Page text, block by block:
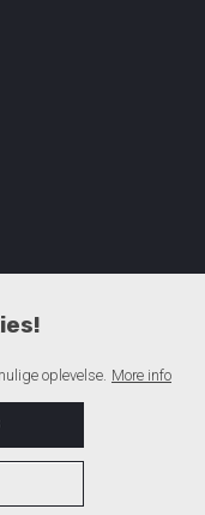
oplevelse. More info